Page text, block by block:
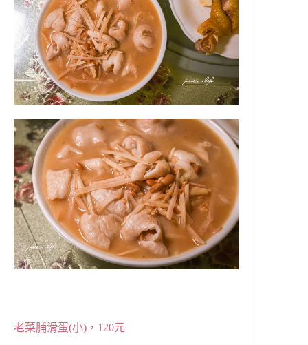
老菜脯滑蛋(小)，120元